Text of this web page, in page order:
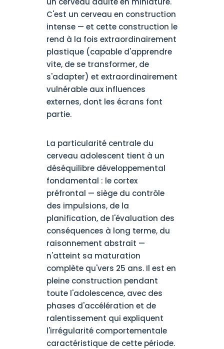
C'est un cerveau en construction
intense — et cette construction le
rend à la fois extraordinairement
plastique (capable d'apprendre
vite, de se transformer, de
s'adapter) et extraordinairement
vulnérable aux influences
externes, dont les écrans font
partie.
La particularité centrale du
cerveau adolescent tient à un
déséquilibre développemental
fondamental : le cortex
préfrontal — siège du contrôle
des impulsions, de la
planification, de l'évaluation des
conséquences à long terme, du
raisonnement abstrait —
n'atteint sa maturation
complète qu'vers 25 ans. Il est en
pleine construction pendant
toute l'adolescence, avec des
phases d'accélération et de
ralentissement qui expliquent
l'irrégularité comportementale
caractéristique de cette période.